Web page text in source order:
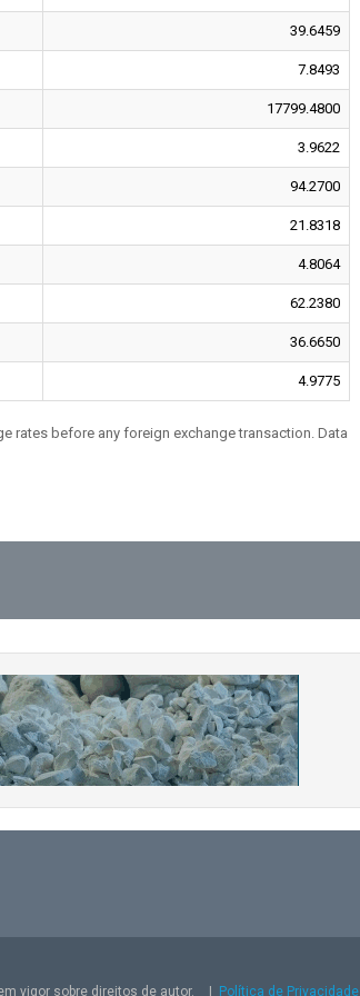
39.6459
7.8493
17799.4800
3.9622
94.2700
21.8318
4.8064
62.2380
36.6650
4.9775
rates before any foreign exchange transaction. Data
vigor sobre direitos de autor. Política de Privacidade